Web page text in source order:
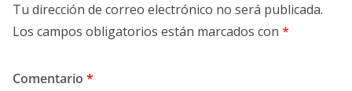
Tu dirección de correo electrónico no será publicada.
Los campos obligatorios están marcados con *
Comentario *